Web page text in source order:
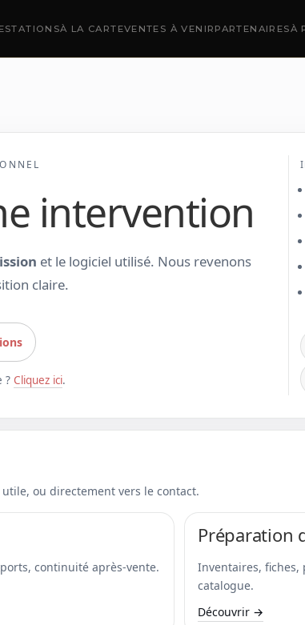
À LA CARTEVENTES À VENIR PARTENAIRESÀ
intervention
et le logiciel utilisé. Nous revenons
claire.
? Cliquez ici.
ou directement vers le contact.
continuité après-vente.
Préparation
Inventaires, fiches,
catalogue.
Découvrir →